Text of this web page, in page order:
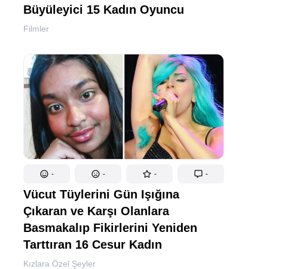
Büyüleyici 15 Kadın Oyuncu
Filmler
- - - -
Vücut Tüylerini Gün Işığına
Çıkaran ve Karşı Olanlara
Basmakalıp Fikirlerini Yeniden
Tarttıran 16 Cesur Kadın
Kızlara Özel Şeyler